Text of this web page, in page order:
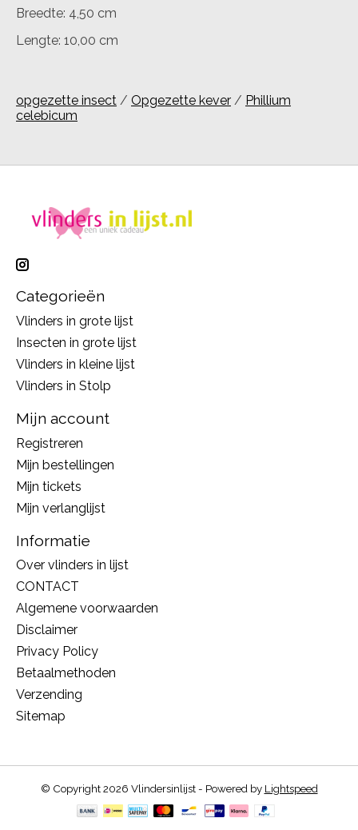
Breedte: 4,50 cm
Lengte: 10,00 cm
opgezette insect / Opgezette kever / Phillium
celebicum
Categorieën
Vlinders in grote lijst
Insecten in grote lijst
Vlinders in kleine lijst
Vlinders in Stolp
Mijn account
Registreren
Mijn bestellingen
Mijn tickets
Mijn verlanglijst
Informatie
Over vlinders in lijst
CONTACT
Algemene voorwaarden
Disclaimer
Privacy Policy
Betaalmethoden
Verzending
Sitemap
© Copyright 2026 Vlindersinlijst - Powered by Lightspeed